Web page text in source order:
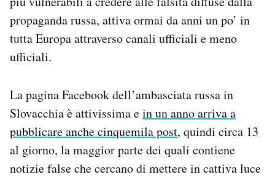
propaganda russa, attiva ormai da anni un po’ in
tutta Europa attraverso canali ufficiali e meno
ufficiali.
La pagina Facebook dell’ambasciata russa in
Slovacchia è attivissima ein un anno arriva a
pubblicare anche cinquemila post, quindi circa 13
al giorno, la maggior parte dei quali contiene
notizie false che cercano di mettere in cattiva luce